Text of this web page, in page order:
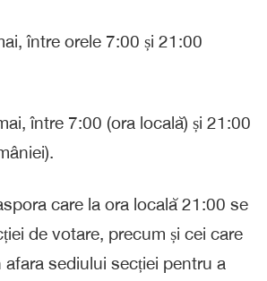
între orele 7:00 și 21:00
între 7:00 (ora locală) și 21:00
care la ora locală 21:00 se
de votare, precum și cei care
afara sediului secției pentru a